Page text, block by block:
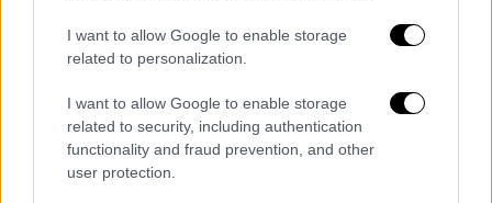
I want to allow Google to enable storage
related to personalization.
I want to allow Google to enable storage
related to security, including authentication
functionality and fraud prevention, and other
user protection.